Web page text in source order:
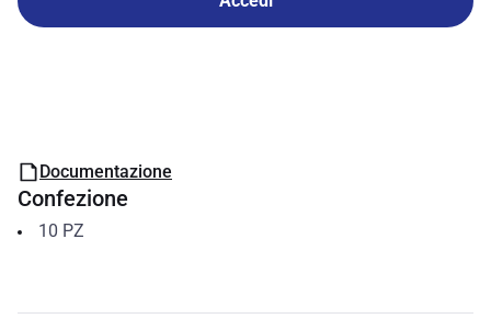
Documentazione
Confezione
10 PZ